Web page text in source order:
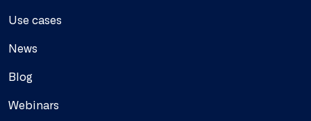
Use cases
News
Blog
Webinars